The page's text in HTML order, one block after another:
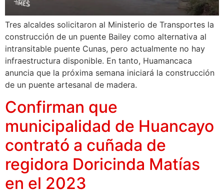
Tres alcaldes solicitaron al Ministerio de Transportes la
construcción de un puente Bailey como alternativa al
intransitable puente Cunas, pero actualmente no hay
infraestructura disponible. En tanto, Huamancaca
anuncia que la próxima semana iniciará la construcción
de un puente artesanal de madera.
Confirman que
municipalidad de Huancayo
contrató a cuñada de
regidora Doricinda Matías
en el 2023